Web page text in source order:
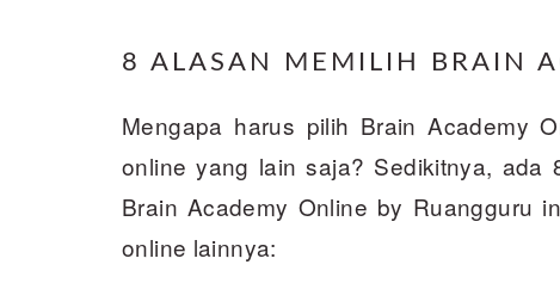
8 ALASAN MEMILIH BRAIN
Mengapa harus pilih Brain Academy
online yang lain saja? Sedikitnya, ada
Brain Academy Online by Ruangguru
online lainnya: